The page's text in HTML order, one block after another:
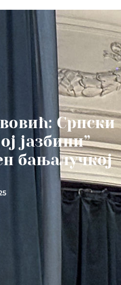
Српски
јазбини”
бањалучкој